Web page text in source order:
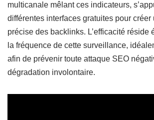
multicanale mêlant ces indicateurs,
différentes interfaces gratuites pour
précise des backlinks. L’efficacité réside
la fréquence de cette surveillance,
afin de prévenir toute attaque SEO
dégradation involontaire.